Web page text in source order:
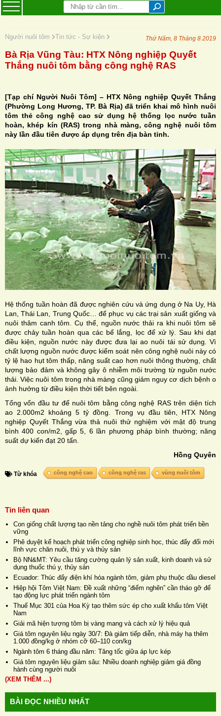
Người nuôi tôm Tin tức - Sự kiện Thứ Năm, 8 Tháng 8 2019
Bà Rịa Vũng Tàu: HTX Nông nghiệp Quyết
Thắng nuôi tôm bằng công nghệ RAS
[Tạp chí Người Nuôi Tôm] – HTX Nông nghiệp Quyết Thắng
(Phường Long Hương, TP. Bà Rịa) đã triển khai mô hình nuôi
tôm thẻ công nghệ cao sử dụng hệ thống lọc nước tuần
hoàn, khép kín (RAS) trong nhà màng, công nghệ nuôi tôm
này lần đầu tiên được áp dụng trên địa bàn tỉnh.
Hệ thống tuần hoàn đã được nghiên cứu và ứng dụng ở Na Uy, Hà
Lan, Thái Lan, Trung Quốc… để phục vụ các trại sản xuất giống và
nuôi thâm canh tôm. Cụ thể, nguồn nước thải ra khi nuôi tôm sẽ
được chảy tuần hoàn qua các bể lắng, lọc để xử lý. Sau khi dạt
điều kiện, nguồn nước này được đưa lại ao nuôi tái sử dụng. Vì
chất lượng nguồn nước được kiểm soát nên công nghệ nuôi này có
tỷ lệ hao hụt tôm thấp, năng suất cao hơn nuôi thông thường, chất
lượng bảo đảm và không gây ô nhiễm môi trường từ nguồn nước
thải. Việc nuôi tôm trong nhà màng cũng giảm nguy cơ dịch bệnh o
ảnh hưởng từ điều kiện thời tiết bên ngoài.
Tổng vốn đầu tư để nuôi tôm bằng công nghệ RAS trên diện tích
ao 2.000m2 khoảng 5 tỷ đồng. Trong vụ đầu tiên, HTX Nông
nghiệp Quyết Thắng vừa thả nuôi thử nghiệm với mật độ trung
bình 400 con/m2, gấp 5, 6 lần phương pháp bình thường; năng
suất dự kiến đạt 20 tấn.
Hồng Quyên
Từ khóa công nghệ cao công nghệ ras vùng nuôi tôm
Tin liên quan
Con giống chất lượng tạo nền tảng cho nghề nuôi tôm phát triển bền
vững
Phê duyệt kế hoạch phát triển công nghiệp sinh học, thúc đẩy đổi mới
lĩnh vực chăn nuôi, thú y và thủy sản
Bộ NN&MT: Yêu cầu tăng cường quản lý sản xuất, kinh doanh và sử
dụng thuốc thú y, thủy sản
Ecuador: Thúc đẩy điện khí hóa ngành tôm, giảm phụ thuộc dầu diesel
Hiệp hội Tôm Việt Nam: Đề xuất những “điểm nghẽn” cần tháo gỡ để
tạo động lực phát triển ngành tôm
Thuế Mục 301 của Hoa Kỳ tạo thêm sức ép cho xuất khẩu tôm Việt
Nam
Giải mã hiện tượng tôm bị vàng mang và cách xử lý hiệu quả
Giá tôm nguyên liệu ngày 30/7: Đà giảm tiếp diễn, nhà máy hạ thêm
1.000 đồng/kg ở nhóm cỡ 60–110 con/kg
Ngành tôm 6 tháng đầu năm: Tăng tốc giữa áp lực kép
Giá tôm nguyên liệu giảm sâu: Nhiều doanh nghiệp giảm giá đồng
hành cùng người nuôi
(XEM THÊM ...)
BÀI ĐỌC NHIỀU NHẤT